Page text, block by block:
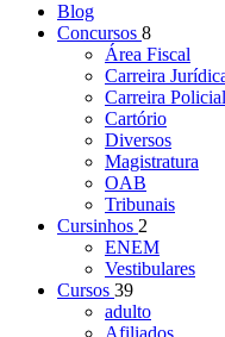
Blog
Concursos 8
Área Fiscal
Carreira
Carreira Policial
Cartório
Diversos
Magistratura
OAB
Tribunais
Cursinhos 2
ENEM
Vestibulares
Cursos 39
adulto